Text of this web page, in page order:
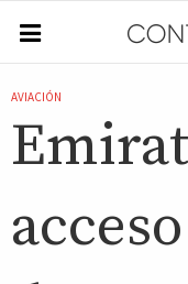
AVIACIÓN